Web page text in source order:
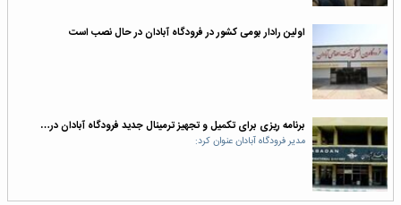
اولین رادار بومی کشور در فرودگاه آبادان در حال نصب است
برنامه ریزی برای تکمیل و تجهیز ترمینال جدید فرودگاه آبادان در…
مدیر فرودگاه آبادان عنوان کرد: